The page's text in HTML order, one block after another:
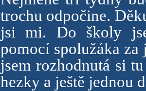
trochu odpočine.
jsi mi. Do školy
pomocí spolužáka za
jsem rozhodnutá si
hezky a ještě jednou